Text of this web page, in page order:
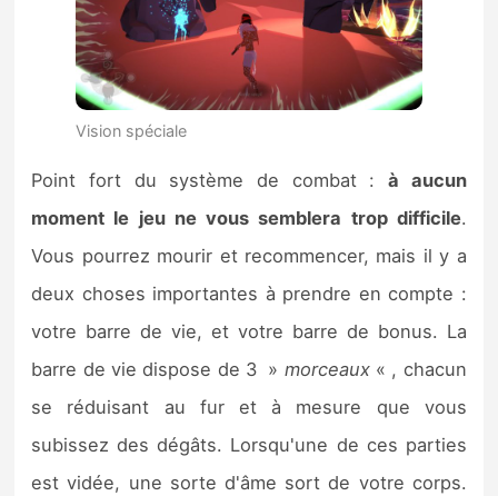
Vision spéciale
Point fort du système de combat :à aucun
moment le jeu ne vous semblera trop difficile.
Vous pourrez mourir et recommencer, mais il y a
deux choses importantes à prendre en compte :
votre barre de vie, et votre barre de bonus. La
barre de vie dispose de 3 » morceaux« , chacun
se réduisant au fur et à mesure que vous
subissez des dégâts. Lorsqu'une de ces parties
est vidée, une sorte d'âme sort de votre corps.